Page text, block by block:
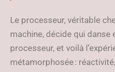
Le processeur, véritable
machine, décide qui danse
processeur, et voilà
métamorphosée :